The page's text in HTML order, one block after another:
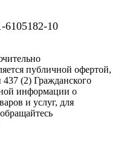
6105182-10
публичной офертой,
(2) Гражданского
информации о
и услуг, для